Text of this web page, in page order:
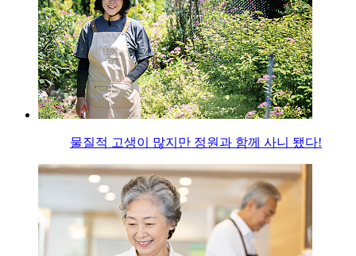
물질적 고생이 많지만 정원과 함께 사니 됐다!